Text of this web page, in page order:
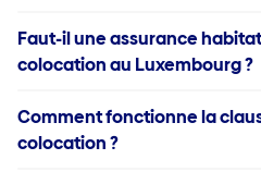
Faut-il une assurance
colocation au Luxembourg ?
Comment fonctionne la
colocation ?